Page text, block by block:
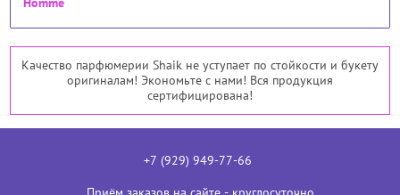
Качество парфюмерии Shaik не уступает по стойкости и букету
оригиналам! Экономьте с нами! Вся продукция
сертифицирована!
+7 (929) 949-77-66